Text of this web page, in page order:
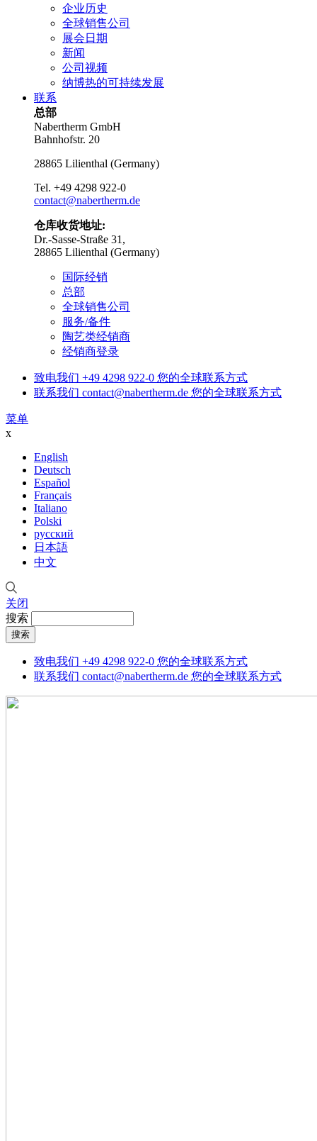
企业历史
全球销售公司
展会日期
新闻
公司视频
纳博热的可持续发展
联系
总部
Nabertherm GmbH
Bahnhofstr. 20
28865 Lilienthal (Germany)
Tel. +49 4298 922-0
contact@nabertherm.de
仓库收货地址:
Dr.-Sasse-Straße 31,
28865 Lilienthal (Germany)
国际经销
总部
全球销售公司
服务/备件
陶艺类经销商
经销商登录
致电我们 +49 4298 922-0 您的全球联系方式
联系我们 contact@nabertherm.de 您的全球联系方式
菜单
x
English
Deutsch
Español
Français
Italiano
Polski
русский
日本語
中文
关闭
搜索
致电我们 +49 4298 922-0 您的全球联系方式
联系我们 contact@nabertherm.de 您的全球联系方式